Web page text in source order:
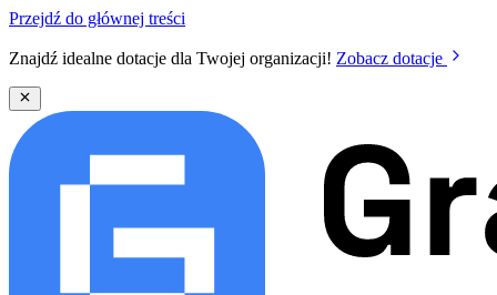
Przejdź do głównej treści
Znajdź idealne dotacje dla Twojej organizacji! Zobacz dotacje